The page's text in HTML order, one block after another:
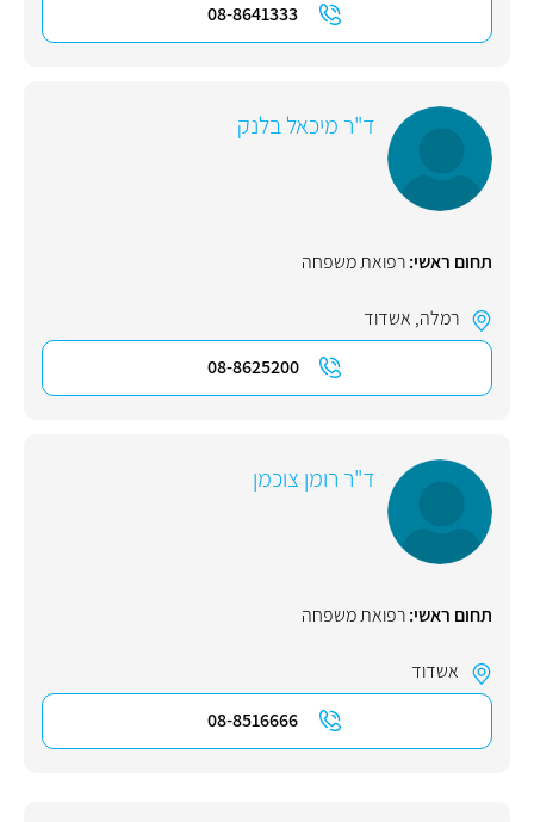
08-8641333
ד"ר מיכאל בלנק
תחום ראשי:רפואת משפחה
רמלה, אשדוד
08-8625200
ד"ר רומן צוכמן
תחום ראשי:רפואת משפחה
אשדוד
08-8516666